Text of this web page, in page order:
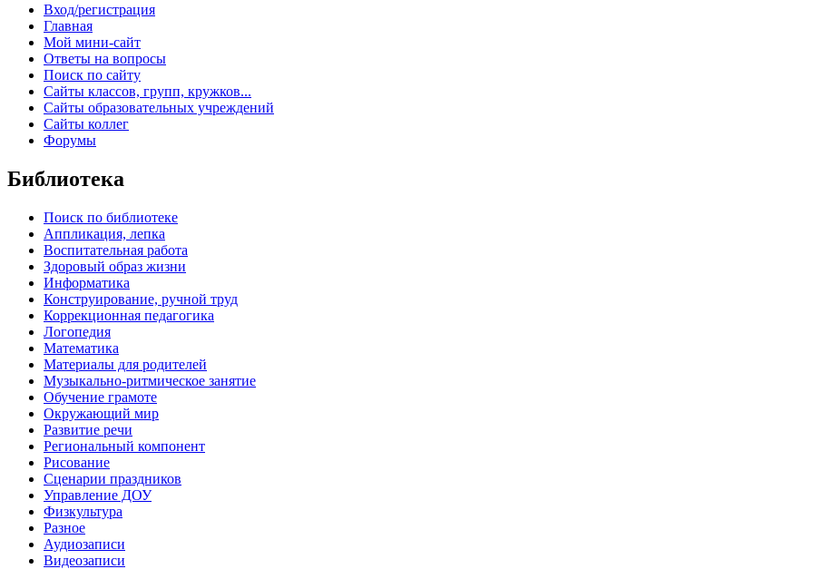
Вход/регистрация
Главная
Мой мини-сайт
Ответы на вопросы
Поиск по сайту
Сайты классов, групп, кружков...
Сайты образовательных учреждений
Сайты коллег
Форумы
Библиотека
Поиск по библиотеке
Аппликация, лепка
Воспитательная работа
Здоровый образ жизни
Информатика
Конструирование, ручной труд
Коррекционная педагогика
Логопедия
Математика
Материалы для родителей
Музыкально-ритмическое занятие
Обучение грамоте
Окружающий мир
Развитие речи
Региональный компонент
Рисование
Сценарии праздников
Управление ДОУ
Физкультура
Разное
Аудиозаписи
Видеозаписи